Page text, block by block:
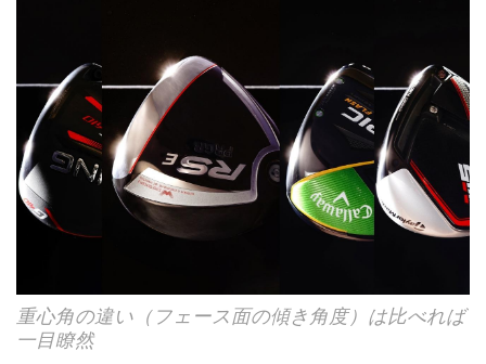
重心角の違い（フェース面の傾き角度）は比べれば
一目瞭然